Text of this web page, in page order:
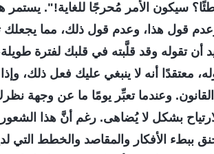
سيكون الأمر مُحرجًا للغاية!". يستمر
قول هذا، وعدم قول ذلك، مما يجعلك
تقوله وقد قلَّبته في قلبك لفترة
معتقدًا أنه لا ينبغي عليك فعل ذلك،
وعندما تعبِّر يومًا ما عن وجهة
بشكل لا يُضاهى. رغم أنَّ هذا الشعور
ببطء الأفكار والمقاصد والخطط التي